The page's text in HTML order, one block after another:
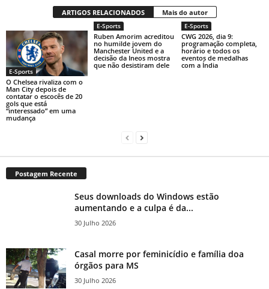
ARTIGOS RELACIONADOS Mais do autor
E-Sports
O Chelsea rivaliza com o
Man City depois de
contatar o escocês de 20
gols que está
“interessado” em uma
mudança
E-Sports
Ruben Amorim acreditou
no humilde jovem do
Manchester United e a
decisão da Ineos mostra
que não desistiram dele
E-Sports
CWG 2026, dia 9:
programação completa,
horário e todos os
eventos de medalhas
com a Índia
Postagem Recente
Seus downloads do Windows estão
aumentando e a culpa é da...
30 Julho 2026
Casal morre por feminicídio e família doa
órgãos para MS
30 Julho 2026